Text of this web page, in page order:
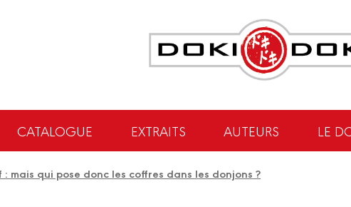
CATALOGUE EXTRAITS AUTEURS LE
: mais qui pose donc les coffres dans les donjons ?